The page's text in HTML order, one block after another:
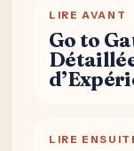
LIRE AVANT
Go to
LIRE